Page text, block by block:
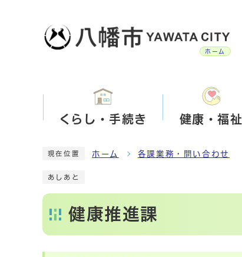
ホーム
くらし・手続き 健康・福祉
現在位置 ホーム 各課業務・問い合わせ
あしあと
健康推進課